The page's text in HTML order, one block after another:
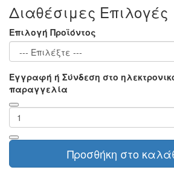
Διαθέσιμες Επιλογές
Επιλογή Προϊόντος
Εγγραφή ή Σύνδεση στο
παραγγελία
Προσθήκη στο